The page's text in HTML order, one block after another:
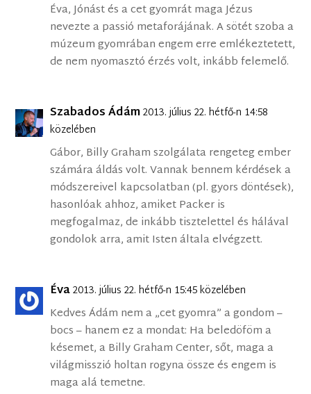
Éva, Jónást és a cet gyomrát maga Jézus
nevezte a passió metaforájának. A sötét szoba a
múzeum gyomrában engem erre emlékeztetett,
de nem nyomasztó érzés volt, inkább felemelő.
Szabados Ádám2013. július 22. hétfő-n 14:58
közelében
Gábor, Billy Graham szolgálata rengeteg ember
számára áldás volt. Vannak bennem kérdések a
módszereivel kapcsolatban (pl. gyors döntések),
hasonlóak ahhoz, amiket Packer is
megfogalmaz, de inkább tisztelettel és hálával
gondolok arra, amit Isten általa elvégzett.
Éva2013. július 22. hétfő-n 15:45 közelében
Kedves Ádám nem a „cet gyomra” a gondom –
bocs – hanem ez a mondat: Ha beledöföm a
késemet, a Billy Graham Center, sőt, maga a
világmisszió holtan rogyna össze és engem is
maga alá temetne.